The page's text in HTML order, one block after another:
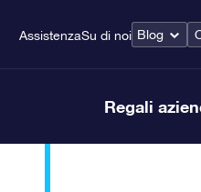
AssistenzaSu di noi Blog
Regali